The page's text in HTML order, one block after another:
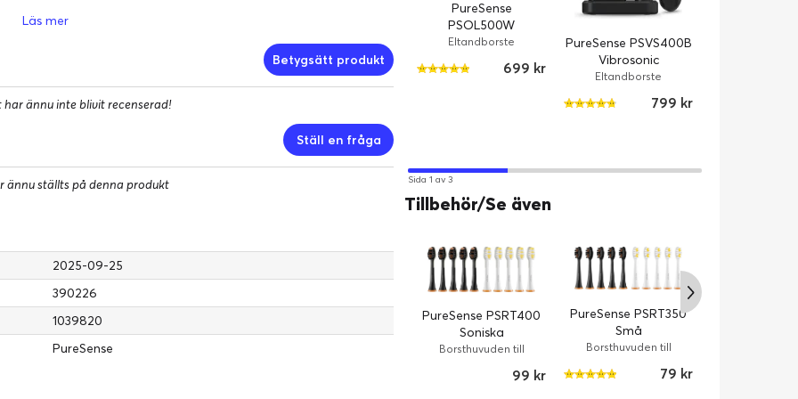
kranen eller tappas i vatten utan att skadas, vilket gör
och håller tandborsten ren och säker. Den kompakta och
Läs mer
Betygsätt produkt
ännu inte blivit recenserad!
Ställ en fråga
ännu ställts på denna produkt
2025-09-25
390226
1039820
PureSense
PureSense
PSOL500W
Oscillerande
Eltandborste + UV-
rengörare + Flosser
Eltandborste
699 kr
PureSense PSVS400B
Vibrosonic
Eltandborste + UV-
Eltandborste
799 kr
Sida 1 av 3
Tillbehör/Se även
PureSense PSRT400
Soniska
Tandborsthuvuden +
Borsthuvuden till
99 kr
PureSense PSRT350
Små
tandborsthuvuden för
Borsthuvuden till
79 kr